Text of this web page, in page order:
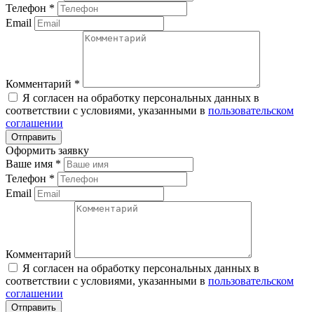
Телефон *
Email
Комментарий *
Я согласен на обработку персональных данных в
соответствии с условиями, указанными в пользовательском
соглашении
Оформить заявку
Ваше имя *
Телефон *
Email
Комментарий
Я согласен на обработку персональных данных в
соответствии с условиями, указанными в пользовательском
соглашении